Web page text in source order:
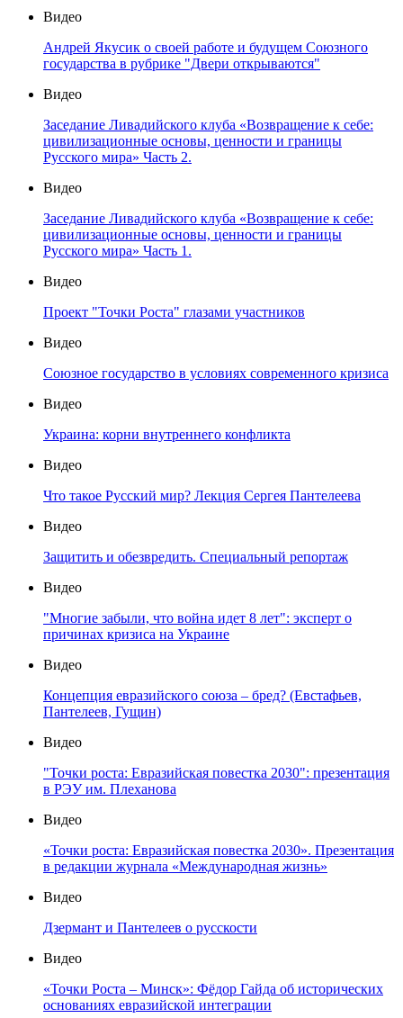
Видео
Андрей Якусик о своей работе и будущем Союзного
государства в рубрике "Двери открываются"
Видео
Заседание Ливадийского клуба «Возвращение к себе:
цивилизационные основы, ценности и границы
Русского мира» Часть 2.
Видео
Заседание Ливадийского клуба «Возвращение к себе:
цивилизационные основы, ценности и границы
Русского мира» Часть 1.
Видео
Проект "Точки Роста" глазами участников
Видео
Союзное государство в условиях современного кризиса
Видео
Украина: корни внутреннего конфликта
Видео
Что такое Русский мир? Лекция Сергея Пантелеева
Видео
Защитить и обезвредить. Специальный репортаж
Видео
"Многие забыли, что война идет 8 лет": эксперт о
причинах кризиса на Украине
Видео
Концепция евразийского союза – бред? (Евстафьев,
Пантелеев, Гущин)
Видео
"Точки роста: Евразийская повестка 2030": презентация
в РЭУ им. Плеханова
Видео
«Точки роста: Евразийская повестка 2030». Презентация
в редакции журнала «Международная жизнь»
Видео
Дзермант и Пантелеев о русскости
Видео
«Точки Роста – Минск»: Фёдор Гайда об исторических
основаниях евразийской интеграции